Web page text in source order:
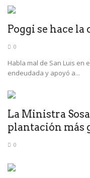
Poggi se hace
0
Habla mal de San Luis en
endeudada y apoyó a...
La Ministra
plantación más
0